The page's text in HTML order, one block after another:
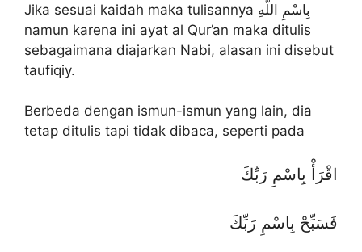
Jika sesuai kaidah maka tulisannya بِاسْمِ اللَّهِ
namun karena ini ayat al Qur’an maka ditulis
sebagaimana diajarkan Nabi, alasan ini disebut
taufiqiy.
Berbeda dengan ismun-ismun yang lain, dia
tetap ditulis tapi tidak dibaca, seperti pada
اقْرَأْ بِاسْمِ رَبِّكَ
فَسَبِّحْ بِاسْمِ رَبِّكَ